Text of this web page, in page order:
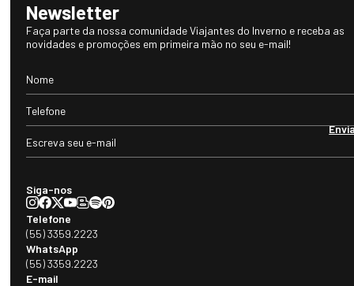
Newsletter
Faça parte da nossa comunidade Viajantes do Inverno e receba as
novidades e promoções em primeira mão no seu e-mail!
Siga-nos
Telefone
(55) 3359.2223
WhatsApp
(55) 3359.2223
E-mail